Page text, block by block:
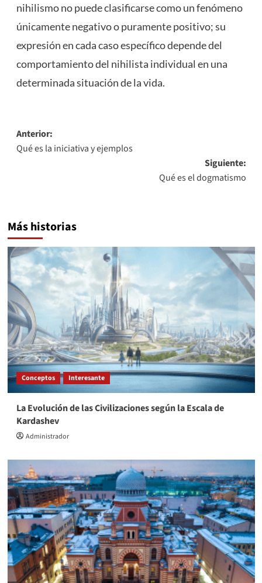
nihilismo no puede clasificarse como un fenómeno
únicamente negativo o puramente positivo; su
expresión en cada caso específico depende del
comportamiento del nihilista individual en una
determinada situación de la vida.
Navegación
de
Anterior:
Qué es la iniciativa y ejemplos
Siguiente:
Qué es el dogmatismo
Más historias
Conceptos Interesante
La Evolución de las Civilizaciones según la Escala de
Kardashev
Administrador